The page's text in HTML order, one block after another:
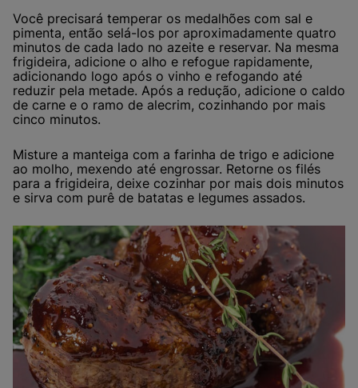
Você precisará temperar os medalhões com sal e
pimenta, então selá-los por aproximadamente quatro
minutos de cada lado no azeite e reservar. Na mesma
frigideira, adicione o alho e refogue rapidamente,
adicionando logo após o vinho e refogando até
reduzir pela metade. Após a redução, adicione o caldo
de carne e o ramo de alecrim, cozinhando por mais
cinco minutos.
Misture a manteiga com a farinha de trigo e adicione
ao molho, mexendo até engrossar. Retorne os filés
para a frigideira, deixe cozinhar por mais dois minutos
e sirva com purê de batatas e legumes assados.